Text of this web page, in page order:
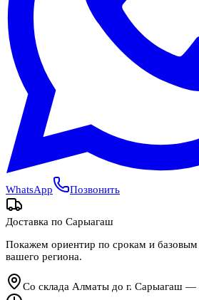
WhatsApp Позвонить
Доставка по Сарыагаш
Покажем ориентир по срокам и
вашего региона.
Со склада Алматы до г. Сарыагаш —